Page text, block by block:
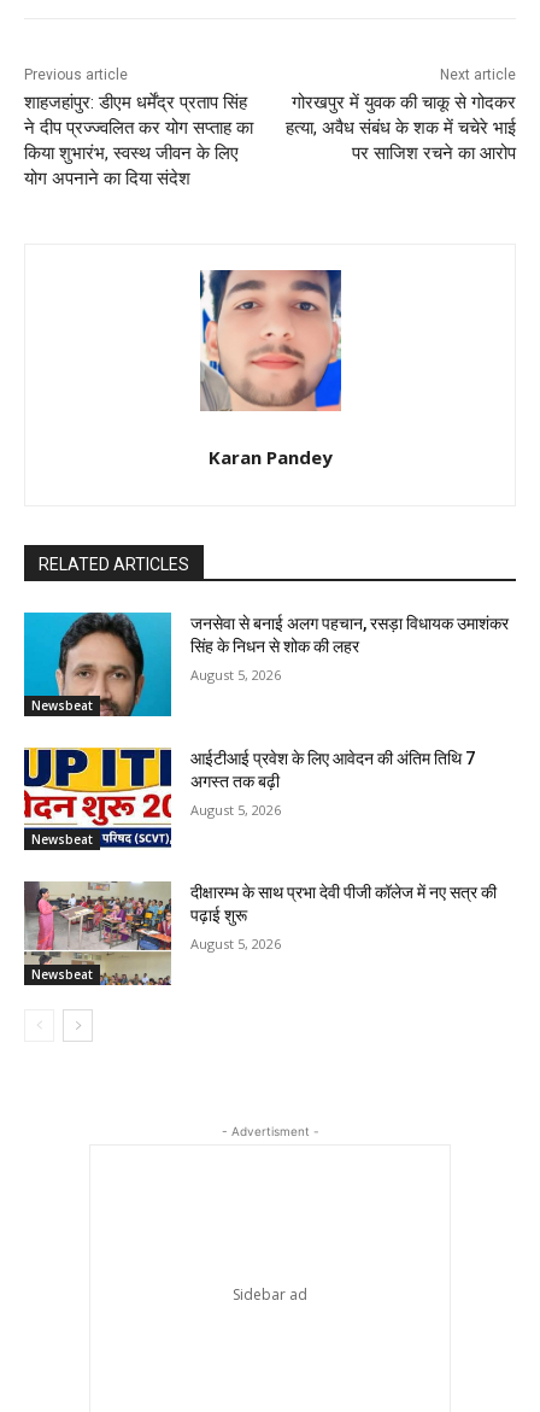
Previous article
शाहजहांपुर: डीएम धर्मेंद्र प्रताप सिंह
ने दीप प्रज्ज्वलित कर योग सप्ताह का
किया शुभारंभ, स्वस्थ जीवन के लिए
योग अपनाने का दिया संदेश
Next article
गोरखपुर में युवक की चाकू से गोदकर
हत्या, अवैध संबंध के शक में चचेरे भाई
पर साजिश रचने का आरोप
Karan Pandey
RELATED ARTICLES
Newsbeat
जनसेवा से बनाई अलग पहचान, रसड़ा विधायक उमाशंकर
सिंह के निधन से शोक की लहर
August 5, 2026
Newsbeat
आईटीआई प्रवेश के लिए आवेदन की अंतिम तिथि 7
अगस्त तक बढ़ी
August 5, 2026
Newsbeat
दीक्षारम्भ के साथ प्रभा देवी पीजी कॉलेज में नए सत्र की
पढ़ाई शुरू
August 5, 2026
- Advertisment -